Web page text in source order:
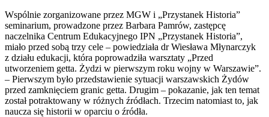
Wspólnie zorganizowane przez MGW i „Przystanek Historia”
seminarium, prowadzone przez Barbara Pamrów, zastępcę
naczelnika Centrum Edukacyjnego IPN „Przystanek Historia”,
miało przed sobą trzy cele – powiedziała dr Wiesława Młynarczyk
z działu edukacji, która poprowadziła warsztaty „Przed
utworzeniem getta. Żydzi w pierwszym roku wojny w Warszawie”.
– Pierwszym było przedstawienie sytuacji warszawskich Żydów
przed zamknięciem granic getta. Drugim – pokazanie, jak ten temat
został potraktowany w różnych źródłach. Trzecim natomiast to, jak
naucza się historii w oparciu o źródła.